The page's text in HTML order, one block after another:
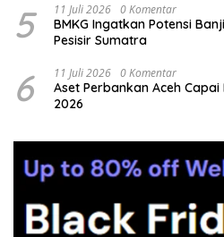
5 11 Juli 2026 0 Komentar
BMKG Ingatkan Potensi
Pesisir Sumatra
6 11 Juli 2026 0 Komentar
Aset Perbankan Aceh Capai
2026